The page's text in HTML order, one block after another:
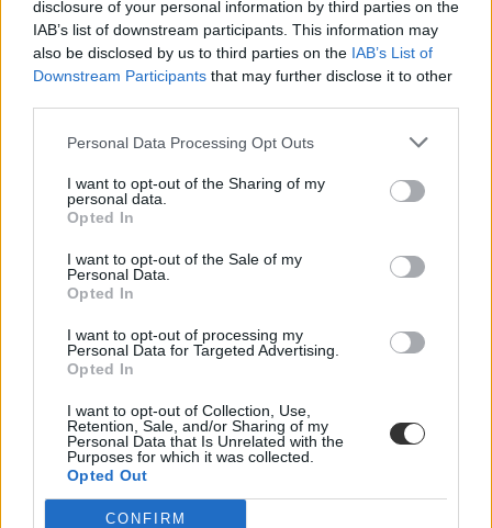
disclosure of your personal information by third parties on the
IAB’s list of downstream participants. This information may
also be disclosed by us to third parties on the IAB’s List of
Downstream Participants that may further disclose it to other
Personal Data Processing Opt Outs
I want to opt-out of the Sharing of my
personal data.
Opted In
I want to opt-out of the Sale of my
Personal Data.
Opted In
I want to opt-out of processing my
Personal Data for Targeted Advertising.
Opted In
I want to opt-out of Collection, Use,
Retention, Sale, and/or Sharing of my
Personal Data that Is Unrelated with the
Purposes for which it was collected.
Opted Out
CONFIRM
AI
chatbot
MI